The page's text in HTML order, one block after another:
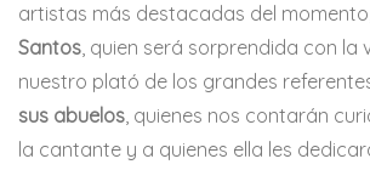
artistas más destacadas del
Santos, quien será sorprendida con la
nuestro plató de los grandes
sus abuelos, quienes nos contarán
la cantante y a quienes ella les